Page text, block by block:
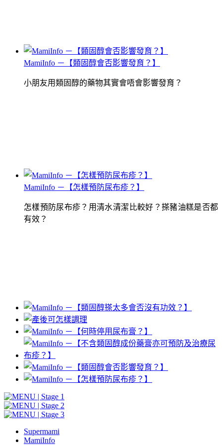
MamiInfo －【類固醇會否影響發育？】
小朋友用類固醇的藥物其實會唔會影響發育？
MamiInfo －【怎樣預防尿布疹？】
怎樣預防尿布疹？用清水清潔比較好？搽豬油糕是否都
有效？
Supermami
MamiInfo